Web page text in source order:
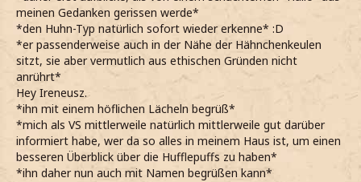
meinen Gedanken gerissen werde*
*den Huhn-Typ natürlich sofort wieder erkenne* :D
*er passenderweise auch in der Nähe der Hähnchenkeulen
sitzt, sie aber vermutlich aus ethischen Gründen nicht
anrührt*
Hey Ireneusz.
*ihn mit einem höflichen Lächeln begrüß*
*mich als VS mittlerweile natürlich mittlerweile gut darüber
informiert habe, wer da so alles in meinem Haus ist, um einen
besseren Überblick über die Hufflepuffs zu haben*
*ihn daher nun auch mit Namen begrüßen kann*